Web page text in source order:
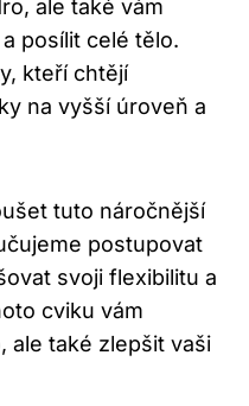
ale také vám
posílit celé tělo.
kteří chtějí
na vyšší úroveň a
tuto náročnější
postupovat
svoji flexibilitu a
cviku vám
ale také zlepšit vaši